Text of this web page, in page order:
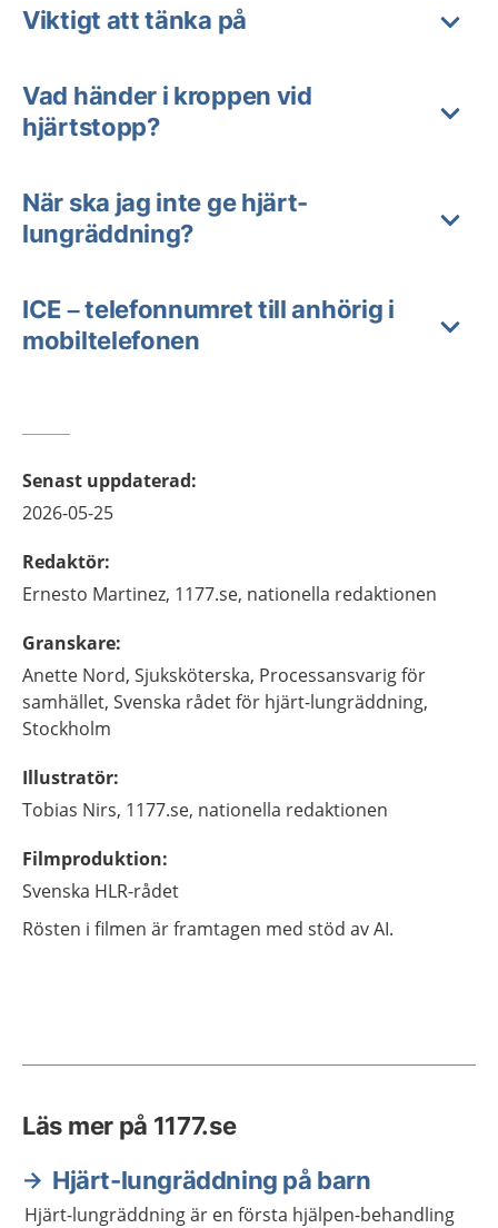
Viktigt att tänka på
Vad händer i kroppen vid
hjärtstopp?
När ska jag inte ge hjärt-
lungräddning?
ICE – telefonnumret till anhörig i
mobiltelefonen
Senast uppdaterad:
2026-05-25
Redaktör:
Ernesto Martinez, 1177.se, nationella redaktionen
Granskare:
Anette Nord, Sjuksköterska, Processansvarig för
samhället, Svenska rådet för hjärt-lungräddning,
Stockholm
Illustratör:
Tobias Nirs, 1177.se, nationella redaktionen
Filmproduktion:
Svenska HLR-rådet
Rösten i filmen är framtagen med stöd av AI.
Läs mer på 1177.se
Hjärt-lungräddning på barn
Hjärt-lungräddning är en första hjälpen-behandling